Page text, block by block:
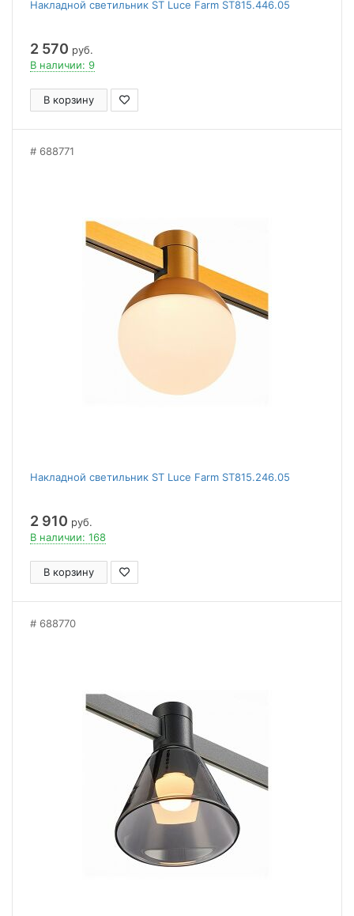
Накладной светильник ST Luce Farm ST815.446.05
2 570 руб.
В наличии: 9
В корзину
688771
Накладной светильник ST Luce Farm ST815.246.05
2 910 руб.
В наличии: 168
В корзину
688770